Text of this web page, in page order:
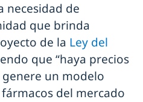
necesidad de
que brinda
de la Ley del
que “haya precios
un modelo
del mercado